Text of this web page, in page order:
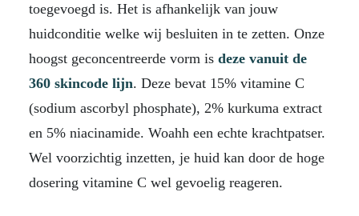
toegevoegd is. Het is afhankelijk van jouw
huidconditie welke wij besluiten in te zetten. Onze
hoogst geconcentreerde vorm is deze vanuit de
360 skincode lijn. Deze bevat 15% vitamine C
(sodium ascorbyl phosphate), 2% kurkuma extract
en 5% niacinamide. Woahh een echte krachtpatser.
Wel voorzichtig inzetten, je huid kan door de hoge
dosering vitamine C wel gevoelig reageren.